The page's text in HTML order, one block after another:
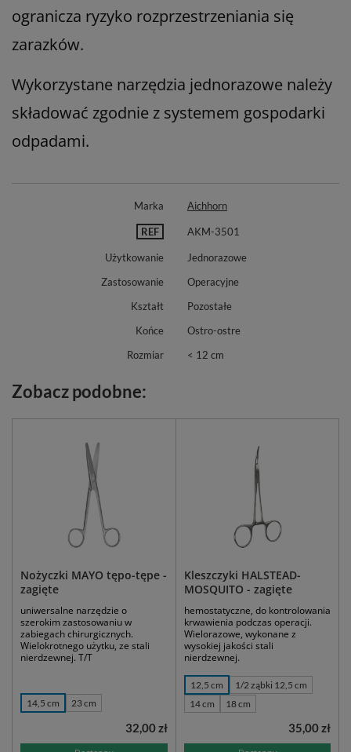
ogranicza ryzyko rozprzestrzeniania się
zarazków.
Wykorzystane narzędzia jednorazowe należy
składować zgodnie z systemem gospodarki
odpadami.
Marka Aichhorn
REF AKM-3501
Użytkowanie
Jednorazowe
Zastosowanie
Operacyjne
Kształt
Pozostałe
Końce
Ostro-ostre
Rozmiar
< 12 cm
Zobacz podobne:
Nożyczki MAYO tępo-tępe -
zagięte
uniwersalne narzędzie o
szerokim zastosowaniu w
zabiegach chirurgicznych.
Wielokrotnego użytku, ze stali
nierdzewnej. T/T
14,5 cm 23 cm
32,00 zł
Kleszczyki HALSTEAD-
MOSQUITO - zagięte
hemostatyczne, do kontrolowania
krwawienia podczas operacji.
Wielorazowe, wykonane z
wysokiej jakości stali
nierdzewnej.
12,5 cm
1/2 ząbki 12,5 cm
14 cm
18 cm
35,00 zł